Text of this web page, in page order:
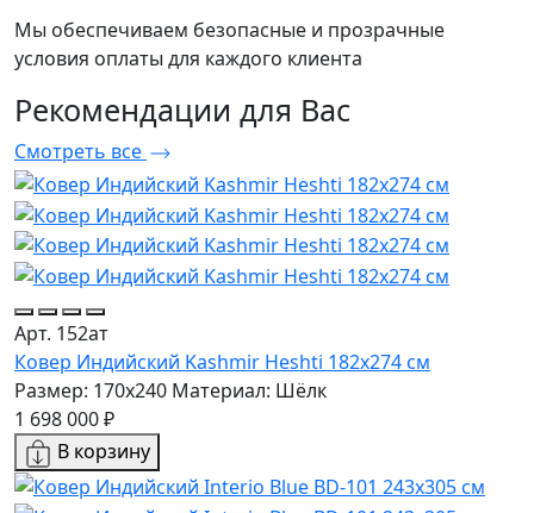
Мы обеспечиваем безопасные и прозрачные
условия оплаты для каждого клиента
Рекомендации для Вас
Смотреть все
Арт. 152ат
Ковер Индийский Kashmir Heshti 182x274 см
Размер: 170x240 Материал: Шёлк
1 698 000 ₽
В корзину